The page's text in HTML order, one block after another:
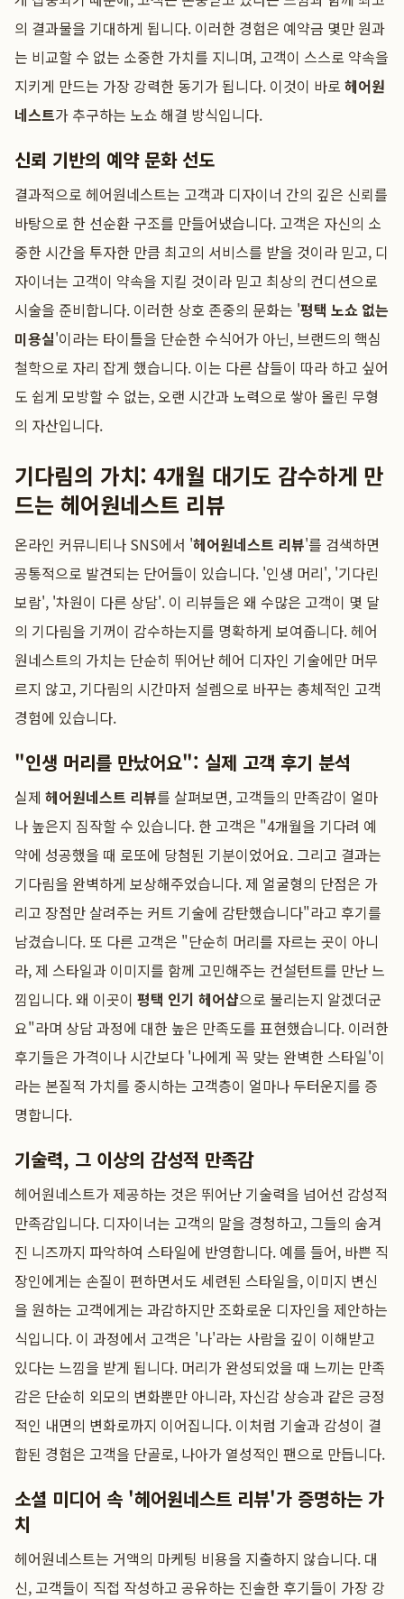
의 결과물을 기대하게 됩니다. 이러한 경험은 예약금 몇만 원과
는 비교할 수 없는 소중한 가치를 지니며, 고객이 스스로 약속을
지키게 만드는 가장 강력한 동기가 됩니다. 이것이 바로 헤어원
네스트가 추구하는 노쇼 해결 방식입니다.
신뢰 기반의 예약 문화 선도
결과적으로 헤어원네스트는 고객과 디자이너 간의 깊은 신뢰를
바탕으로 한 선순환 구조를 만들어냈습니다. 고객은 자신의 소
중한 시간을 투자한 만큼 최고의 서비스를 받을 것이라 믿고, 디
자이너는 고객이 약속을 지킬 것이라 믿고 최상의 컨디션으로
시술을 준비합니다. 이러한 상호 존중의 문화는 '평택 노쇼 없는
미용실'이라는 타이틀을 단순한 수식어가 아닌, 브랜드의 핵심
철학으로 자리 잡게 했습니다. 이는 다른 샵들이 따라 하고 싶어
도 쉽게 모방할 수 없는, 오랜 시간과 노력으로 쌓아 올린 무형
의 자산입니다.
기다림의 가치: 4개월 대기도 감수하게 만
드는 헤어원네스트 리뷰
온라인 커뮤니티나 SNS에서 '헤어원네스트 리뷰'를 검색하면
공통적으로 발견되는 단어들이 있습니다. '인생 머리', '기다린
보람', '차원이 다른 상담'. 이 리뷰들은 왜 수많은 고객이 몇 달
의 기다림을 기꺼이 감수하는지를 명확하게 보여줍니다. 헤어
원네스트의 가치는 단순히 뛰어난 헤어 디자인 기술에만 머무
르지 않고, 기다림의 시간마저 설렘으로 바꾸는 총체적인 고객
경험에 있습니다.
"인생 머리를 만났어요": 실제 고객 후기 분석
실제 헤어원네스트 리뷰를 살펴보면, 고객들의 만족감이 얼마
나 높은지 짐작할 수 있습니다. 한 고객은 "4개월을 기다려 예
약에 성공했을 때 로또에 당첨된 기분이었어요. 그리고 결과는
기다림을 완벽하게 보상해주었습니다. 제 얼굴형의 단점은 가
리고 장점만 살려주는 커트 기술에 감탄했습니다"라고 후기를
남겼습니다. 또 다른 고객은 "단순히 머리를 자르는 곳이 아니
라, 제 스타일과 이미지를 함께 고민해주는 컨설턴트를 만난 느
낌입니다. 왜 이곳이 평택 인기 헤어샵으로 불리는지 알겠더군
요"라며 상담 과정에 대한 높은 만족도를 표현했습니다. 이러한
후기들은 가격이나 시간보다 '나에게 꼭 맞는 완벽한 스타일'이
라는 본질적 가치를 중시하는 고객층이 얼마나 두터운지를 증
명합니다.
기술력, 그 이상의 감성적 만족감
헤어원네스트가 제공하는 것은 뛰어난 기술력을 넘어선 감성적
만족감입니다. 디자이너는 고객의 말을 경청하고, 그들의 숨겨
진 니즈까지 파악하여 스타일에 반영합니다. 예를 들어, 바쁜 직
장인에게는 손질이 편하면서도 세련된 스타일을, 이미지 변신
을 원하는 고객에게는 과감하지만 조화로운 디자인을 제안하는
식입니다. 이 과정에서 고객은 '나'라는 사람을 깊이 이해받고
있다는 느낌을 받게 됩니다. 머리가 완성되었을 때 느끼는 만족
감은 단순히 외모의 변화뿐만 아니라, 자신감 상승과 같은 긍정
적인 내면의 변화로까지 이어집니다. 이처럼 기술과 감성이 결
합된 경험은 고객을 단골로, 나아가 열성적인 팬으로 만듭니다.
소셜 미디어 속 '헤어원네스트 리뷰'가 증명하는 가
치
헤어원네스트는 거액의 마케팅 비용을 지출하지 않습니다. 대
신, 고객들이 직접 작성하고 공유하는 진솔한 후기들이 가장 강